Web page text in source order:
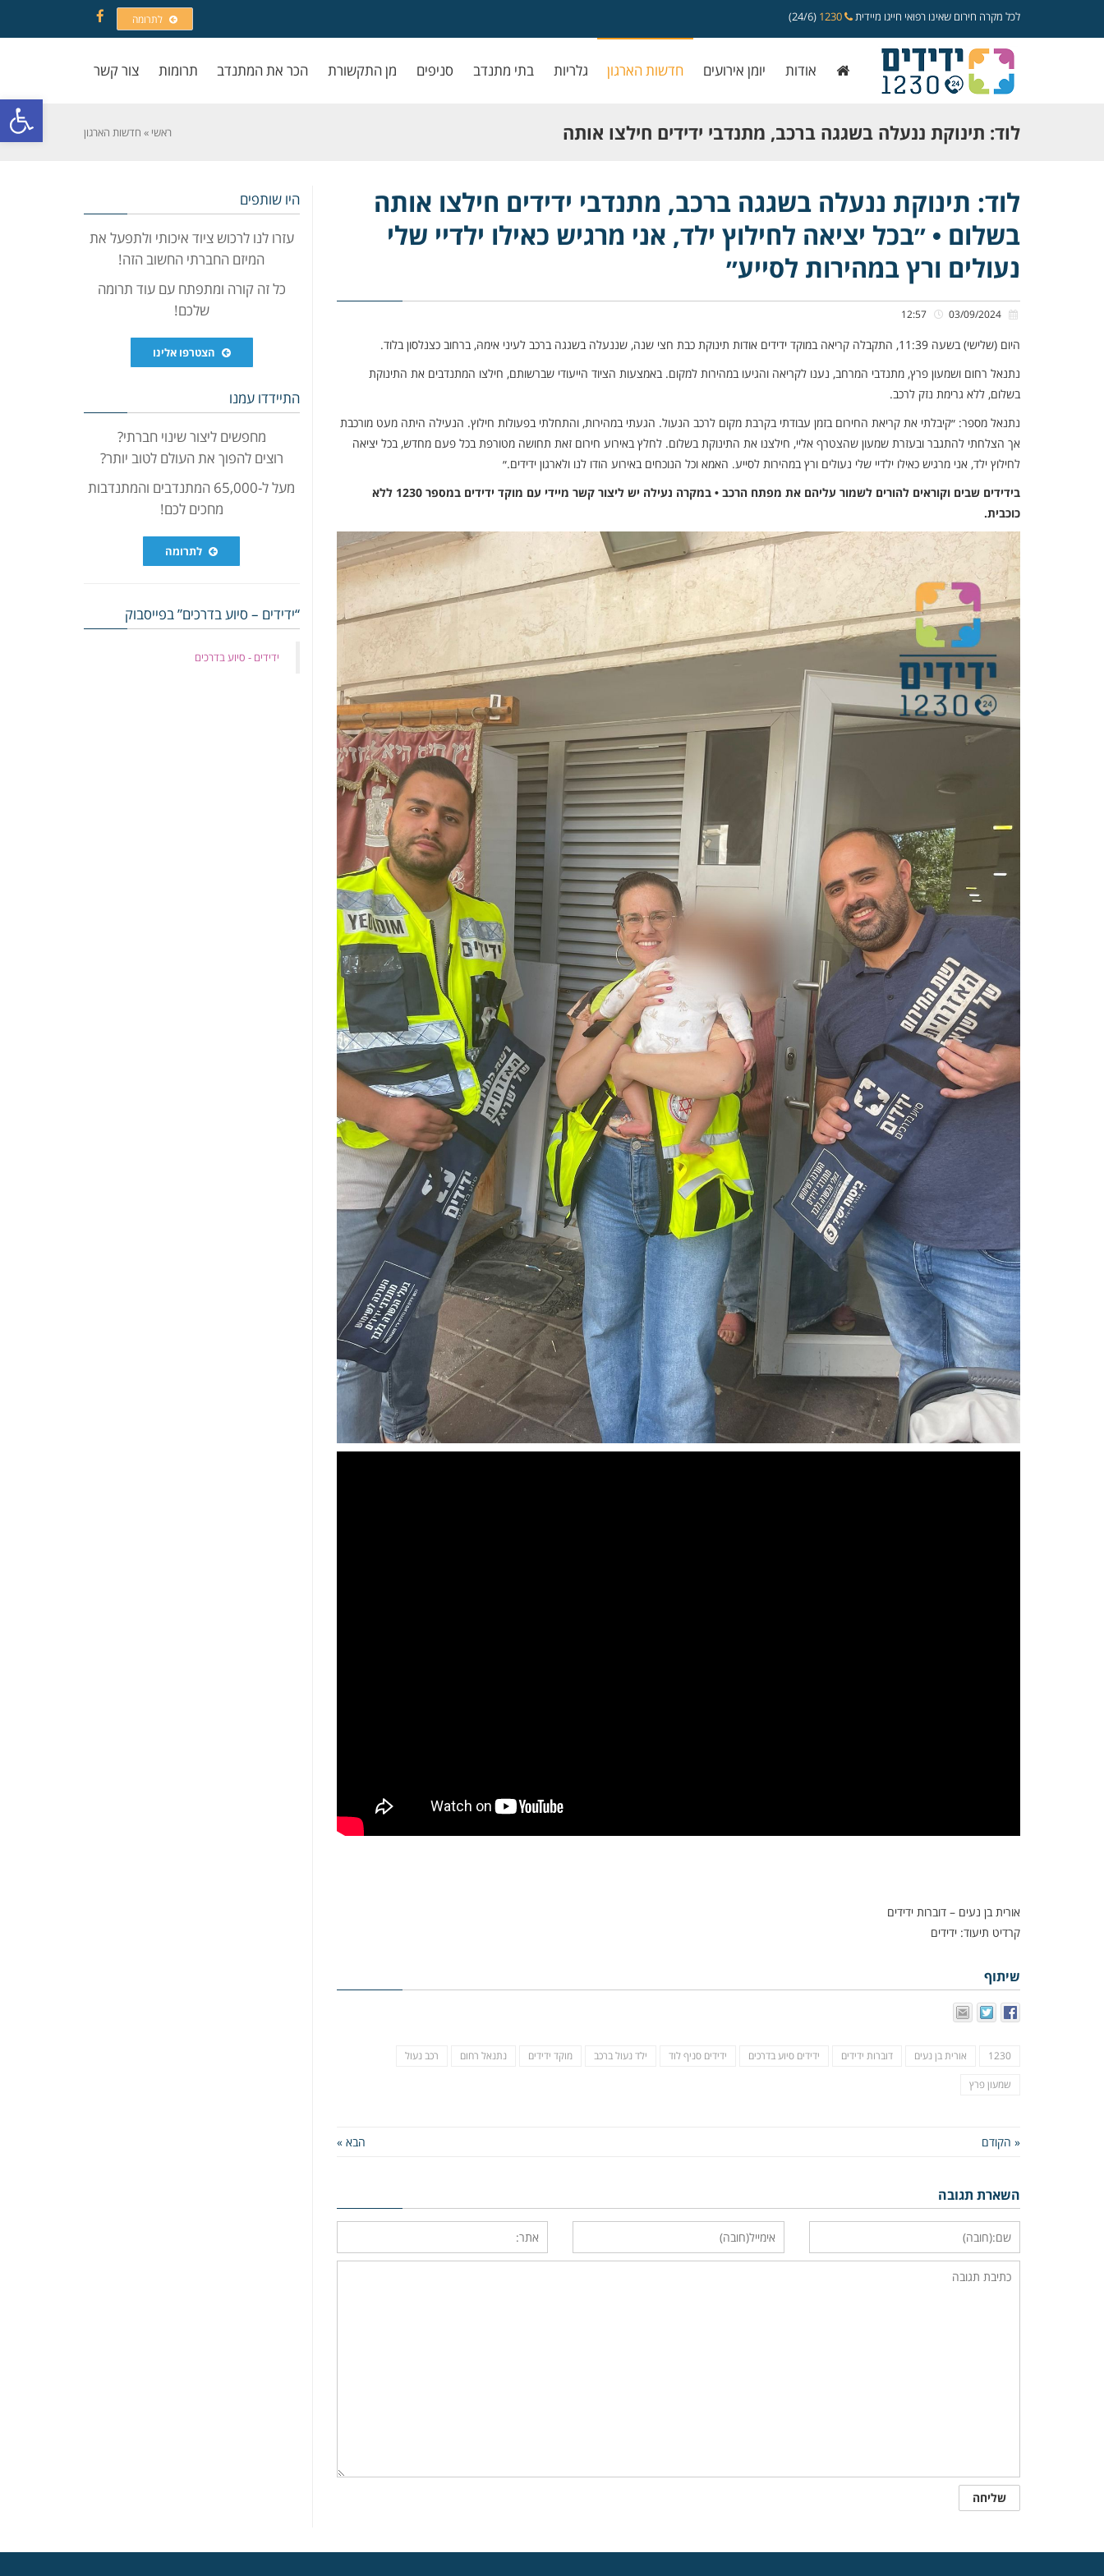
פתח
לכל מקרה חירום שאינו רפואי חייגו מיידית (24/6) לתרומה
Facebook
אודות יומן אירועים חדשות הארגון גלריות בתי מתנדב סניפים מן התקשורת הכר את המתנדב תרומות צור קשר
לוד: תינוקת ננעלה בשגגה ברכב, מתנדבי ידידים חילצו אותה
בשלום • ״בכל יציאה לחילוץ ילד, אני מרגיש כאילו ילדיי שלי
נעולים ורץ במהירות לסייע״
ראשי » חדשות הארגון
לוד: תינוקת ננעלה בשגגה ברכב, מתנדבי ידידים חילצו אותה
בשלום • ״בכל יציאה לחילוץ ילד, אני מרגיש כאילו ילדיי שלי
נעולים ורץ במהירות לסייע״
היום (שלישי) בשעה 11:39, התקבלה קריאה במוקד ידידים אודות תינוקת כבת חצי שנה, שננעלה בשגגה ברכב לעיני אימהּ, ברחוב כצנלסון בלוד.
נתנאל רחום ושמעון פרץ, מתנדבי המרחב, נענו לקריאה והגיעו במהירות למקום. באמצעות הציוד הייעודי שברשותם, חילצו המתנדבים את התינוקת
בשלום, ללא גרימת נזק לרכב.
נתנאל מספר: ״קיבלתי את קריאת החירום בזמן עבודתי בקרבת מקום לרכב הנעול. הגעתי במהירות, והתחלתי בפעולות חילוץ. הנעילה היתה מעט מורכבת
אך הצלחתי להתגבר ובעזרת שמעון שהצטרף אליי, חילצנו את התינוקת בשלום. לחלץ באירוע חירום זאת תחושה מטורפת בכל פעם מחדש, בכל יציאה
לחילוץ ילד, אני מרגיש כאילו ילדיי שלי נעולים ורץ במהירות לסייע. האמא וכל הנוכחים באירוע הודו לנו ולארגון ידידים.״
בידידים שבים וקוראים להורים לשמור עליהם את מפתח הרכב • במקרה נעילה יש ליצור קשר מיידי עם מוקד ידידים במספר 1230 ללא
כוכבית.
אורית בן נעים – דוברות ידידים
קרדיט תיעוד: ידידים
שיתוף
1230 אורית בן נעים דוברות ידידים ידידים סיוע בדרכים ידידים סניף לוד ילד נעול ברכב מוקד ידידים נתנאל רחום רכב נעול
שמעון פרץ
« הקודם הבא »
השארת תגובה
היו שותפים
עזרו לנו לרכוש ציוד איכותי ולתפעל את
המיזם החברתי החשוב הזה!
כל זה קורה ומתפתח עם עוד תרומה
שלכם!
הצטרפו אלינו
התיידדו עמנו
מחפשים ליצור שינוי חברתי?
רוצים להפוך את העולם לטוב יותר?
מעל ל-65,000 המתנדבים והמתנדבות
מחכים לכם!
לתרומה
“ידידים – סיוע בדרכים” בפייסבוק
‏ידידים - סיוע בדרכים